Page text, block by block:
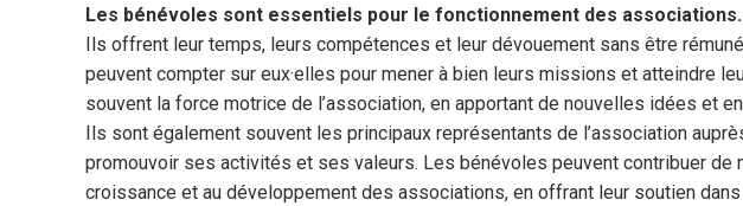
Les bénévoles sont essentiels pour le fonctionnement des associations.
Ils offrent leur temps, leurs compétences et leur dévouement sans être
peuvent compter sur eux·elles pour mener à bien leurs missions et atteindre
souvent la force motrice de l’association, en apportant de nouvelles idées et
Ils sont également souvent les principaux représentants de l’association
promouvoir ses activités et ses valeurs. Les bénévoles peuvent contribuer de
croissance et au développement des associations, en offrant leur soutien